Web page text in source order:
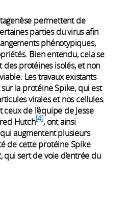
permettent de
parties du virus afin
phénotypiques,
Bien entendu, cela se
des protéines isolés, et non
Les travaux existants
la protéine Spike, qui est
virales et nos cellules.
de l’équipe de Jesse
Hutch 4 , ont ainsi
augmentent plusieurs
de cette protéine Spike
qui sert de voie d’entrée du